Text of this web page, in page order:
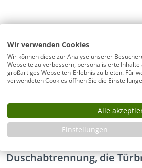
MU2S, 3-Seiten U-Dusche
U-Dusche aus ESG-Glas
Die Montage der U-Duschkabine
vieler Hersteller (z.B. Combia,
Duschelement oder einem
Die Maße der Glas-
Duschabtrennung, die
Wir verwenden Cookies
Wir können diese zur Analyse unserer
Webseite zu verbessern, personalisierte Inhalte
großartiges Webseiten-Erlebnis zu bieten. Für
verwendeten Cookies öffnen Sie die
Alle
Einstellungen